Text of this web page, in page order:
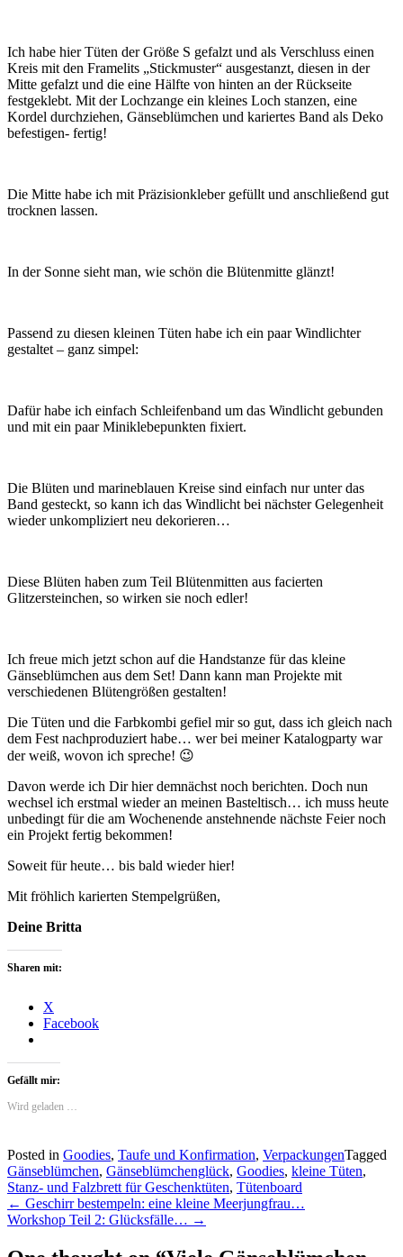
Ich habe hier Tüten der Größe S gefalzt und als Verschluss einen
Kreis mit den Framelits „Stickmuster“ ausgestanzt, diesen in der
Mitte gefalzt und die eine Hälfte von hinten an der Rückseite
festgeklebt. Mit der Lochzange ein kleines Loch stanzen, eine
Kordel durchziehen, Gänseblümchen und kariertes Band als Deko
befestigen- fertig!
Die Mitte habe ich mit Präzisionkleber gefüllt und anschließend gut
trocknen lassen.
In der Sonne sieht man, wie schön die Blütenmitte glänzt!
Passend zu diesen kleinen Tüten habe ich ein paar Windlichter
gestaltet – ganz simpel:
Dafür habe ich einfach Schleifenband um das Windlicht gebunden
und mit ein paar Miniklebepunkten fixiert.
Die Blüten und marineblauen Kreise sind einfach nur unter das
Band gesteckt, so kann ich das Windlicht bei nächster Gelegenheit
wieder unkompliziert neu dekorieren…
Diese Blüten haben zum Teil Blütenmitten aus facierten
Glitzersteinchen, so wirken sie noch edler!
Ich freue mich jetzt schon auf die Handstanze für das kleine
Gänseblümchen aus dem Set! Dann kann man Projekte mit
verschiedenen Blütengrößen gestalten!
Die Tüten und die Farbkombi gefiel mir so gut, dass ich gleich nach
dem Fest nachproduziert habe… wer bei meiner Katalogparty war
der weiß, wovon ich spreche! 😉
Davon werde ich Dir hier demnächst noch berichten. Doch nun
wechsel ich erstmal wieder an meinen Basteltisch… ich muss heute
unbedingt für die am Wochenende anstehnende nächste Feier noch
ein Projekt fertig bekommen!
Soweit für heute… bis bald wieder hier!
Mit fröhlich karierten Stempelgrüßen,
Deine Britta
Sharen mit:
X
Facebook
Gefällt mir:
Wird geladen …
Posted in Goodies, Taufe und Konfirmation, VerpackungenTagged
Gänseblümchen, Gänseblümchenglück, Goodies, kleine Tüten,
Stanz- und Falzbrett für Geschenktüten, Tütenboard
Post
navigation
← Geschirr bestempeln: eine kleine Meerjungfrau…
Workshop Teil 2: Glücksfälle… →